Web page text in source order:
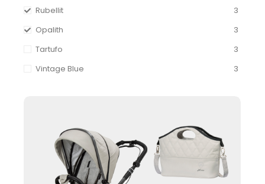
Rubellit
3
Opalith
3
Tartufo
3
Vintage Blue
3